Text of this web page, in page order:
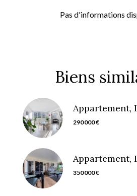
Pas d'informations
Biens
Appartement,
290 000 €
Appartement,
350 000 €